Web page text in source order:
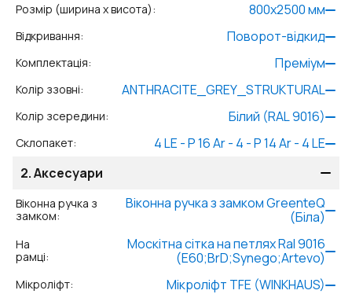
Розмір (ширина x висота): 800x2500мм
Відкривання: Поворот-відкид
Комплектація: Преміум
Колір ззовні: ANTHRACITE_GREY_STRUKTURAL
Колір зсередини: Білий (RAL 9016)
Склопакет:
4 LE - P 16 Ar - 4 - P 14 Ar - 4 LE
2.Аксесуари
Віконна ручка з
замком:
Віконна ручка з замком GreenteQ
(Біла)
На
рамці:
Москітна сітка на петлях Ral 9016
(E60;BrD;Synego;Artevo)
Мікроліфт: Мікроліфт TFE (WINKHAUS)